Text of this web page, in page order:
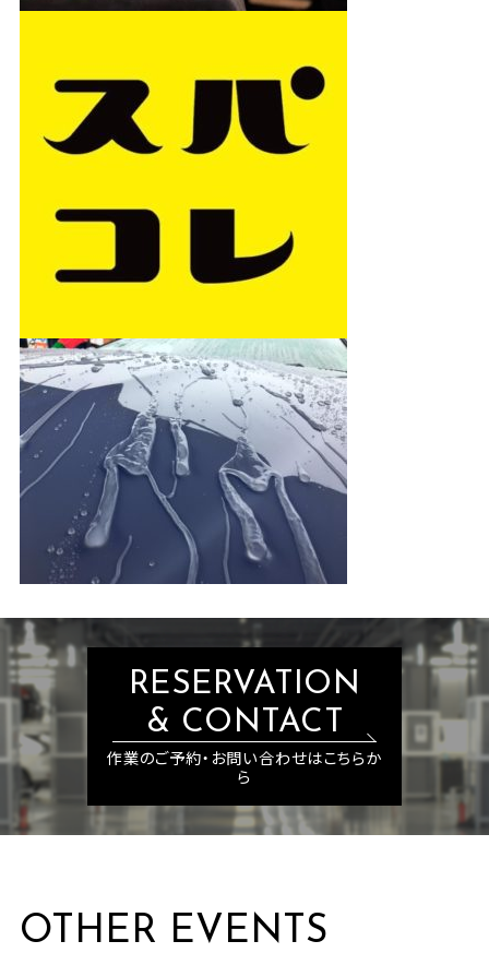
RESERVATION
& CONTACT
作業のご予約・お問い合わせはこちらか
ら
OTHER EVENTS